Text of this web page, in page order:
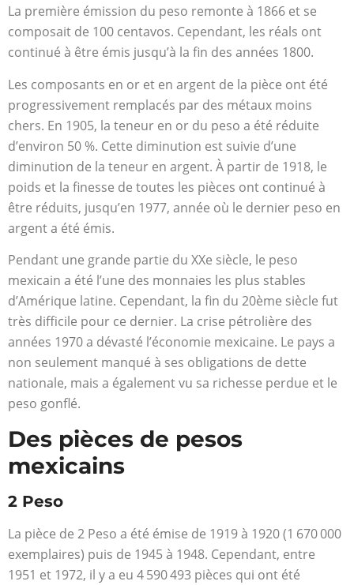
La première émission du peso remonte à 1866 et se
composait de 100 centavos. Cependant, les réals ont
continué à être émis jusqu’à la fin des années 1800.
Les composants en or et en argent de la pièce ont été
progressivement remplacés par des métaux moins
chers. En 1905, la teneur en or du peso a été réduite
d’environ 50 %. Cette diminution est suivie d’une
diminution de la teneur en argent. À partir de 1918, le
poids et la finesse de toutes les pièces ont continué à
être réduits, jusqu’en 1977, année où le dernier peso en
argent a été émis.
Pendant une grande partie du XXe siècle, le peso
mexicain a été l’une des monnaies les plus stables
d’Amérique latine. Cependant, la fin du 20ème siècle fut
très difficile pour ce dernier. La crise pétrolière des
années 1970 a dévasté l’économie mexicaine. Le pays a
non seulement manqué à ses obligations de dette
nationale, mais a également vu sa richesse perdue et le
peso gonflé.
Des pièces de pesos
mexicains
2 Peso
La pièce de 2 Peso a été émise de 1919 à 1920 (1 670 000
exemplaires) puis de 1945 à 1948. Cependant, entre
1951 et 1972, il y a eu 4 590 493 pièces qui ont été